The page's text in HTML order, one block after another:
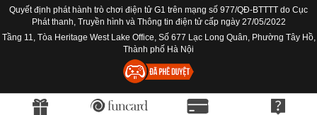
Quyết định phát hành trò chơi điện tử G1 trên mạng số 977/QĐ-BTTTT do Cục
Phát thanh, Truyền hình và Thông tin điện tử cấp ngày 27/05/2022
Tầng 11, Tòa Heritage West Lake Office, Số 677 Lạc Long Quân, Phường Tây Hồ,
Thành phố Hà Nội